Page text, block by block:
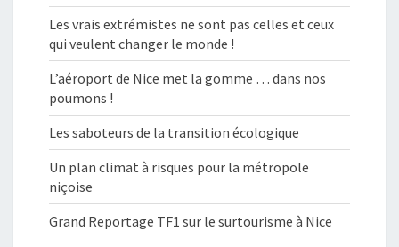
Les vrais extrémistes ne sont pas celles et ceux
qui veulent changer le monde !
L’aéroport de Nice met la gomme … dans nos
poumons !
Les saboteurs de la transition écologique
Un plan climat à risques pour la métropole
niçoise
Grand Reportage TF1 sur le surtourisme à Nice